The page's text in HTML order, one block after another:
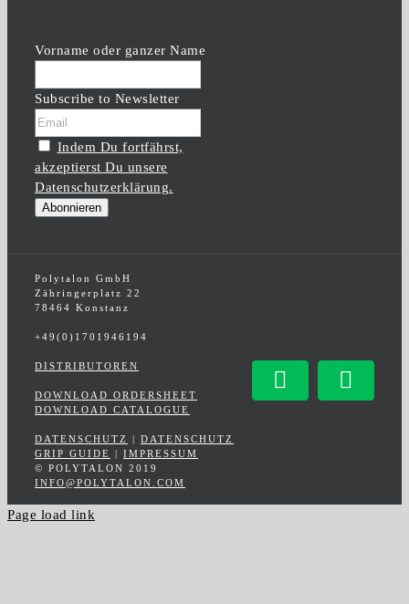
Vorname oder ganzer Name
Subscribe to Newsletter
Indem Du fortfährst,
akzeptierst Du unsere
Datenschutzerklärung.
Polytalon GmbH
Zähringerplatz 22
78464 Konstanz
+49(0)1701946194
DISTRIBUTOREN
DOWNLOAD ORDERSHEET
DOWNLOAD CATALOGUE
DATENSCHUTZ
DATENSCHUTZ
GRIP GUIDE
IMPRESSUM
© POLYTALON 2019
INFO@POLYTALON.COM
Facebook
Page load link